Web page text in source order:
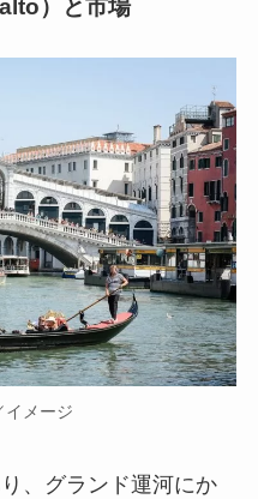
） と市場
イメージ
、グランド運河にか